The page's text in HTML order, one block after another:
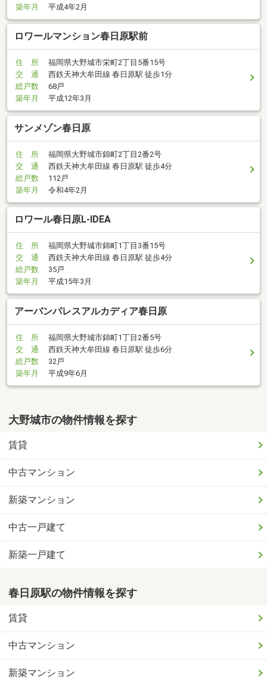
築年月
平成4年2月
ロワールマンション春日原駅前
住 所
福岡県大野城市栄町2丁目5番15号
交 通
西鉄天神大牟田線 春日原駅 徒歩1分
総戸数
68戸
築年月
平成12年3月
サンメゾン春日原
住 所
福岡県大野城市錦町2丁目2番2号
交 通
西鉄天神大牟田線 春日原駅 徒歩4分
総戸数
112戸
築年月
令和4年2月
ロワール春日原L-IDEA
住 所
福岡県大野城市錦町1丁目3番15号
交 通
西鉄天神大牟田線 春日原駅 徒歩4分
総戸数
35戸
築年月
平成15年3月
アーバンパレスアルカディア春日原
住 所
福岡県大野城市錦町1丁目2番5号
交 通
西鉄天神大牟田線 春日原駅 徒歩6分
総戸数
32戸
築年月
平成9年6月
大野城市の物件情報を探す
賃貸
中古マンション
新築マンション
中古一戸建て
新築一戸建て
春日原駅の物件情報を探す
賃貸
中古マンション
新築マンション